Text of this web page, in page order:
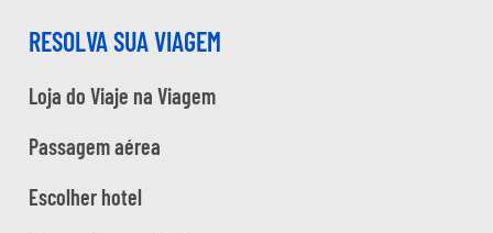
RESOLVA SUA VIAGEM
Loja do Viaje na Viagem
Passagem aérea
Escolher hotel